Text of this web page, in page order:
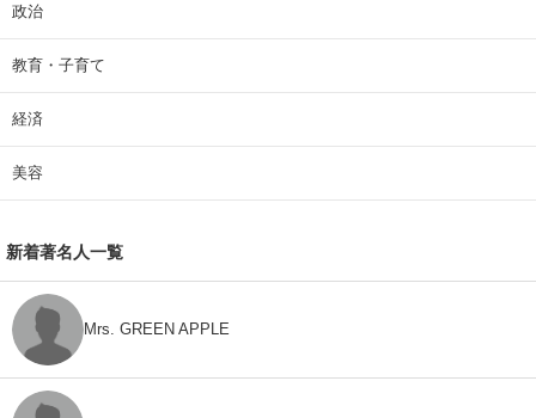
政治
教育・子育て
経済
美容
新着著名人一覧
Mrs. GREEN APPLE